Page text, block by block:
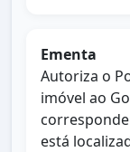
Ementa
Autoriza o
imóvel ao
está